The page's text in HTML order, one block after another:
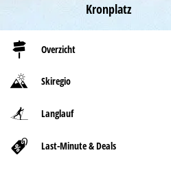
Kronplatz
Overzicht
Skiregio
Langlauf
Last-Minute & Deals